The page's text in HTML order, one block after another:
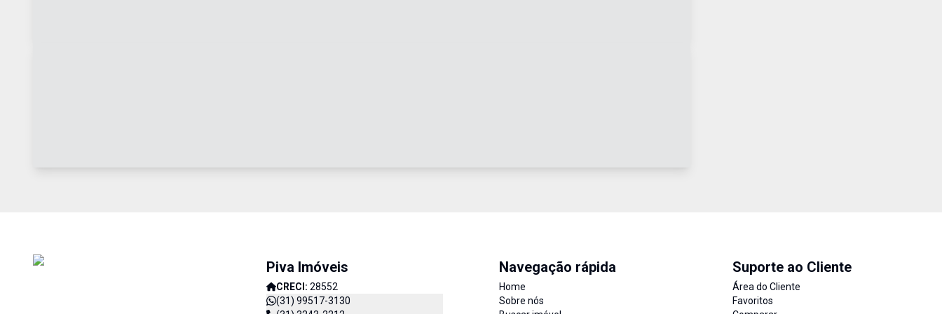
Piva Imóveis
CRECI: 28552
(31) 99517-3130
Navegação rápida
Home
Sobre nós
Suporte ao Cliente
Área do Cliente
Favoritos